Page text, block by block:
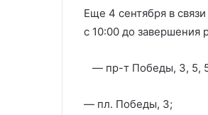
Еще 4 сентября в
с 10:00 до завершения
— пр-т Победы, 3, 5,
— пл. Победы, 3;